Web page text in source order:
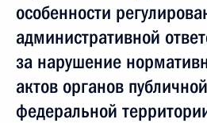
особенности
административной
за нарушение
актов органов
федеральной